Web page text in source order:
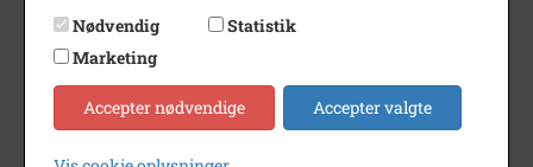
1. fra venstre: Ellen Hansen
Årstal
1988
Dateringsnote
april 1988
Nødvendig
Statistik
Marketing
Accepter nødvendige Accepter valgte